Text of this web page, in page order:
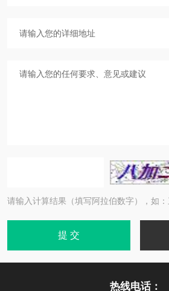
请输入计算结果（填写阿拉伯数字），如
热线电话：